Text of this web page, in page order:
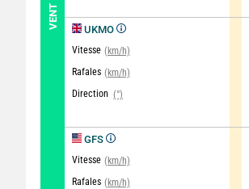
VENT
UKMO
Vitesse (km/h)
Rafales (km/h)
Direction (°)
GFS
Vitesse (km/h)
Rafales (km/h)